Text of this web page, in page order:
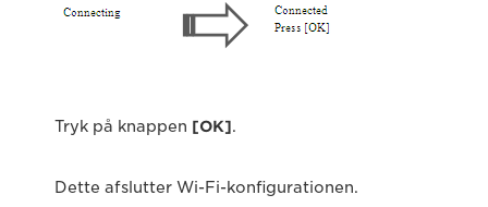
Tryk på knappen [OK].
Dette afslutter Wi-Fi-konfigurationen.